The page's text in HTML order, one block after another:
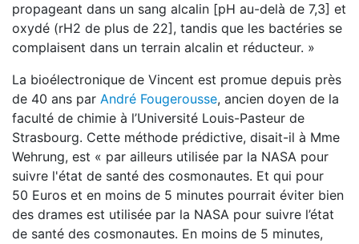
propageant dans un sang alcalin [pH au-delà de 7,3] et
oxydé (rH2 de plus de 22], tandis que les bactéries se
complaisent dans un terrain alcalin et réducteur. »
La bioélectronique de Vincent est promue depuis près
de 40 ans par André Fougerousse, ancien doyen de la
faculté de chimie à l’Université Louis-Pasteur de
Strasbourg. Cette méthode prédictive, disait-il à Mme
Wehrung, est « par ailleurs utilisée par la NASA pour
suivre l'état de santé des cosmonautes. Et qui pour
50 Euros et en moins de 5 minutes pourrait éviter bien
des drames est utilisée par la NASA pour suivre l’état
de santé des cosmonautes. En moins de 5 minutes,